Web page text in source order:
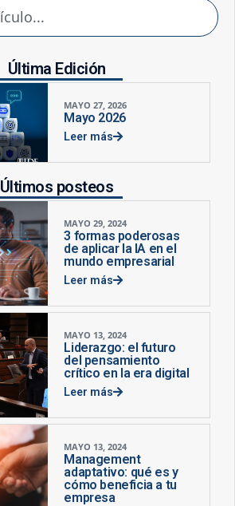
Última Edición
MAYO 27, 2026
Mayo 2026
Leer más
Últimos posteos
MAYO 29, 2024
3 formas poderosas
de aplicar la IA en el
mundo empresarial
Leer más
MAYO 13, 2024
Liderazgo: el futuro
del pensamiento
crítico en la era digital
Leer más
MAYO 13, 2024
Management
adaptativo: qué es y
cómo beneficia a tu
empresa